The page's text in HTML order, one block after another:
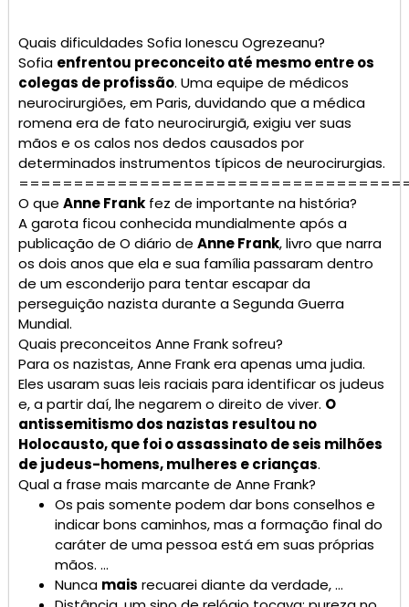
Quais dificuldades Sofia Ionescu Ogrezeanu?
Sofia enfrentou preconceito até mesmo entre os
colegas de profissão. Uma equipe de médicos
neurocirurgiões, em Paris, duvidando que a médica
romena era de fato neurocirurgiã, exigiu ver suas
mãos e os calos nos dedos causados por
determinados instrumentos típicos de neurocirurgias.
O que Anne Frank fez de importante na história?
A garota ficou conhecida mundialmente após a
publicação de O diário de Anne Frank, livro que narra
os dois anos que ela e sua família passaram dentro
de um esconderijo para tentar escapar da
perseguição nazista durante a Segunda Guerra
Mundial.
Quais preconceitos Anne Frank sofreu?
Para os nazistas, Anne Frank era apenas uma judia.
Eles usaram suas leis raciais para identificar os judeus
e, a partir daí, lhe negarem o direito de viver. O
antissemitismo dos nazistas resultou no
Holocausto, que foi o assassinato de seis milhões
de judeus-homens, mulheres e crianças.
Qual a frase mais marcante de Anne Frank?
Os pais somente podem dar bons conselhos e
indicar bons caminhos, mas a formação final do
caráter de uma pessoa está em suas próprias
mãos. …
Nunca mais recuarei diante da verdade, …